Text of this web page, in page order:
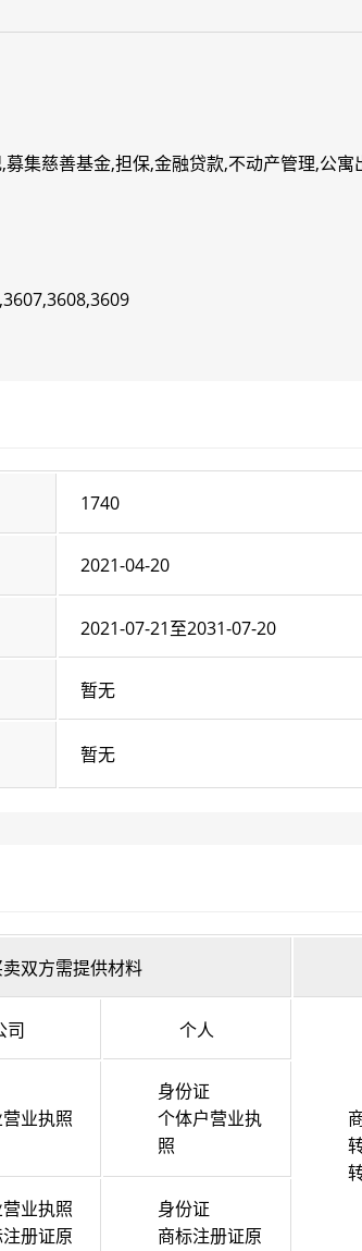
集慈善基金,担保,金融贷款,不动产管理,公寓
1740
2021-04-20
2021-07-21至2031-07-20
暂无
暂无
卖双方需提供材料
司 个人
业执照
身份证
个体户营业执
照
业执照
册证原
身份证
商标注册证原